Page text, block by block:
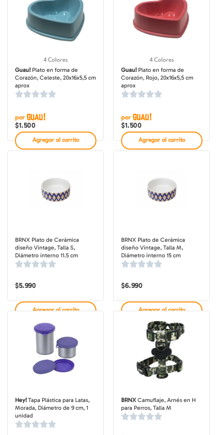
4 Colores
Guau! Plato en forma de
Corazón, Celeste, 20x16x5,5 cm
aprox
por
$1.500
Agregar al carrito
4 Colores
Guau! Plato en forma de
Corazón, Rojo, 20x16x5,5 cm
aprox
por
$1.500
Agregar al carrito
BRNX Plato de Cerámica
diseño Vintage, Talla S,
Diámetro interno 11.5 cm
$5.990
Agregar al carrito
BRNX Plato de Cerámica
diseño Vintage, Talla M,
Diámetro interno 15 cm
$6.990
Agregar al carrito
Hey! Tapa Plástica para Latas,
Morada, Diámetro de 9 cm, 1
unidad
BRNX Camuflaje, Arnés en H
para Perros, Talla M